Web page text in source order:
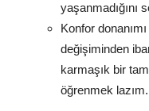
yaşanmadığını
Konfor
değişiminden
karmaşık bir
öğrenmek lazım.